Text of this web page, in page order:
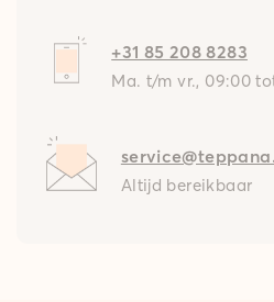
+31 85 208 8283
Ma. t/m vr., 09:00
Altijd bereikbaar